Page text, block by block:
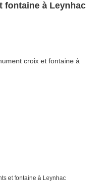
histoires locales M'envoyer des
bien le lieu ou la situation Voici
fontaine à Leynhac
et fontaine à Leynhac